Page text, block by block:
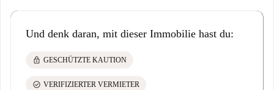
Und denk daran, mit dieser Immobilie hast du:
lock GESCHÜTZTE KAUTION
check_circle VERIFIZIERTER VERMIETER